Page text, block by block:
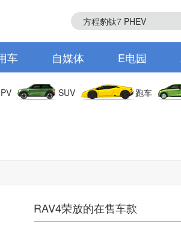
车 自媒体 E电园
SUV 跑车
RAV4荣放的在售车款